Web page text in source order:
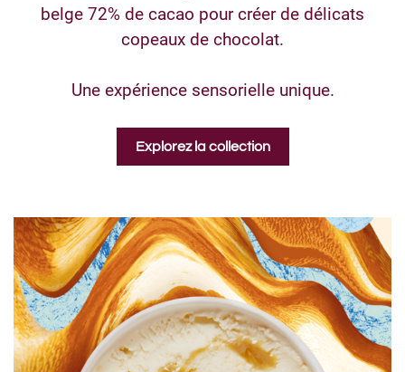
belge 72% de cacao pour créer de délicats
copeaux de chocolat.
Une expérience sensorielle unique.
Explorez la collection